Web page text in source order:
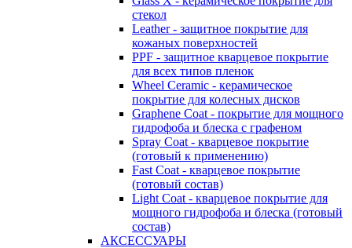
стекол
Leather - защитное покрытие для
кожаных поверхностей
PPF - защитное кварцевое покрытие
для всех типов пленок
Wheel Ceramic - керамическое
покрытие для колесных дисков
Graphene Coat - покрытие для мощного
гидрофоба и блеска с графеном
Spray Coat - кварцевое покрытие
(готовый к применению)
Fast Coat - кварцевое покрытие
(готовый состав)
Light Coat - кварцевое покрытие для
мощного гидрофоба и блеска (готовый
состав)
АКСЕССУАРЫ